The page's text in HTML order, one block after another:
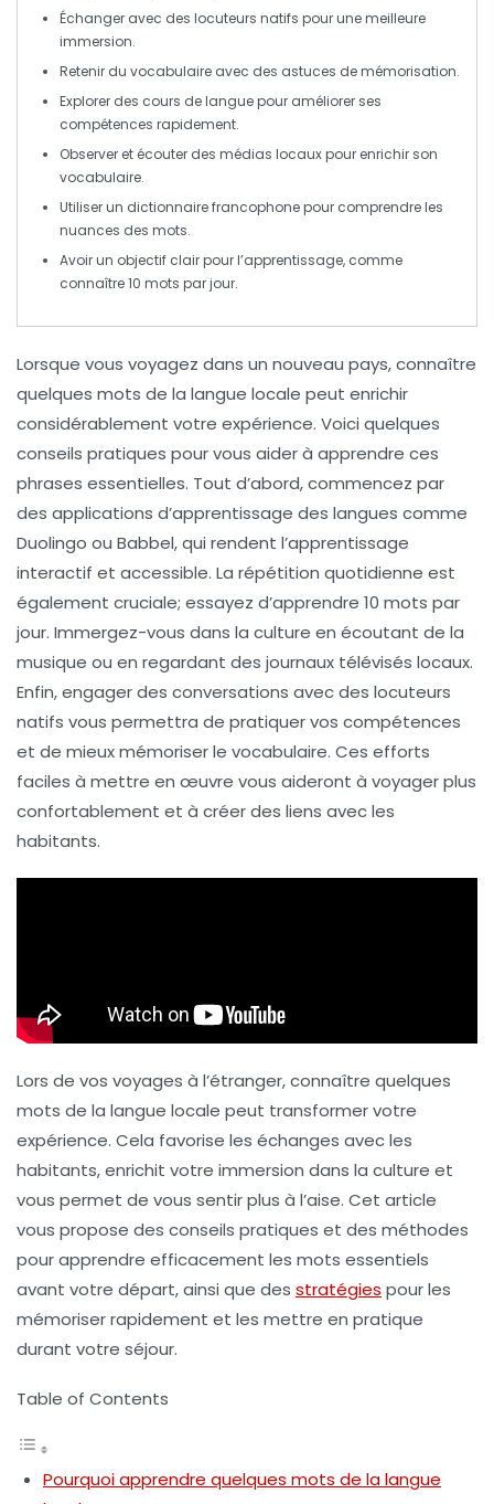
Échanger avec des locuteurs natifs pour une meilleure
immersion.
Retenir du vocabulaire avec des astuces de mémorisation.
Explorer des cours de languepour améliorer ses
compétences rapidement.
Observer et écouter des médias locauxpour enrichir son
vocabulaire.
Utiliser un dictionnairefrancophone pour comprendre les
nuances des mots.
Avoir un objectif clair pour l’apprentissage, comme
connaître 10 mots par jour.
Lorsque vous voyagez dans un nouveau pays, connaître
quelques mots de la langue locale peut enrichir
considérablement votre expérience. Voici quelques
conseils pratiques pour vous aider à apprendre ces
phrases essentielles. Tout d’abord, commencez par
des applications d’apprentissage des langues comme
Duolingo ou Babbel, qui rendent l’apprentissage
interactif et accessible. La répétition quotidienne est
également cruciale; essayez d’apprendre 10 mots par
jour. Immergez-vous dans la culture en écoutant de la
musique ou en regardant des journaux télévisés locaux.
Enfin, engager des conversations avec des locuteurs
natifs vous permettra de pratiquer vos compétences
et de mieux mémoriser le vocabulaire. Ces efforts
faciles à mettre en œuvre vous aideront à voyager plus
confortablement et à créer des liens avec les
habitants.
Lors de vos voyages à l’étranger, connaître quelques
mots de la langue locale peut transformer votre
expérience. Cela favorise les échanges avec les
habitants, enrichit votre immersion dans la culture et
vous permet de vous sentir plus à l’aise. Cet article
vous propose des conseils pratiques et des méthodes
pour apprendre efficacement les mots essentiels
avant votre départ, ainsi que des stratégies pour les
mémoriser rapidement et les mettre en pratique
durant votre séjour.
Table of Contents
Pourquoi apprendre quelques mots de la langue